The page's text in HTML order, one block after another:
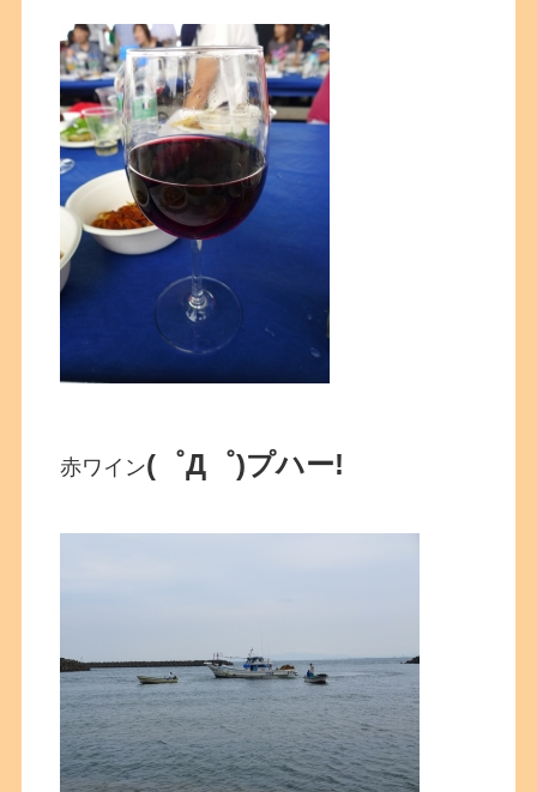
赤ワイン(゜Д゜)プハー!